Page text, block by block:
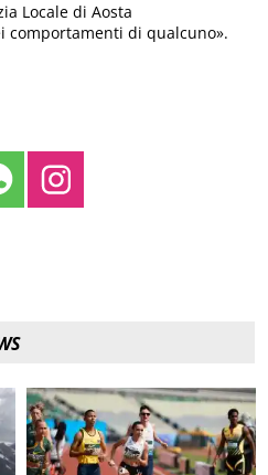
Locale di Aosta
comportamenti di qualcuno».